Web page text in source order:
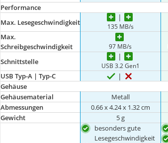
Performance
Max. Lesegeschwindigkeit
135 MB/s
Max.
Schreibgeschwindigkeit
97 MB/s
Schnittstelle USB 3.2 Gen1
USB Typ-A | Typ-C
Gehäuse
Gehäusematerial
Metall
Abmessungen
0.66 x 4.24 x 1.32 cm
Gewicht
5 g
besonders gute
Lesegeschwindigkeit